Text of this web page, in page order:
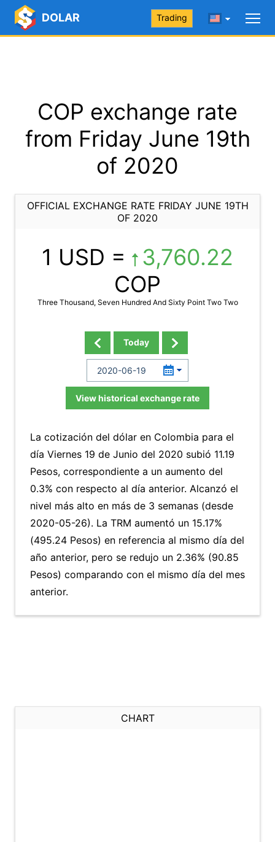
DOLAR Trading
COP exchange rate
from Friday June 19th
of 2020
OFFICIAL EXCHANGE RATE FRIDAY JUNE 19TH
OF 2020
1 USD =
3,760.22
COP
Three Thousand, Seven Hundred And Sixty Point Two Two
Today
View historical exchange rate
La cotización del dólar en Colombia para el
día Viernes 19 de Junio del 2020 subió 11.19
Pesos, correspondiente a un aumento del
0.3% con respecto al día anterior. Alcanzó el
nivel más alto en más de 3 semanas (desde
2020-05-26). La TRM aumentó un 15.17%
(495.24 Pesos) en referencia al mismo día del
año anterior, pero se redujo un 2.36% (90.85
Pesos) comparando con el mismo día del mes
anterior.
CHART